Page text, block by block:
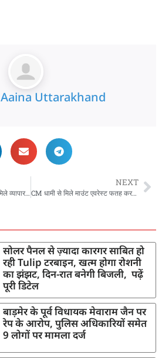
Aaina Uttarakhand
उत्तराखंड को राष्ट्रीय स्तर पर मिले व्यापार सुधार कार्ययोजना के तहत पांच प्रमुख सुधार श्रेणियों में टॉप अचीवर्स पुरस्कार
NEXT
CM धामी से मिले माउंट एवरेस्ट फतह करने वाले 16 साल के सचिन, सीएम ने दी शुभकामनायें
सोलर पैनल से ज़्यादा कारगर साबित हो
रही Tulip टरबाइन, खत्म होगा रोशनी
का झंझट, दिन-रात बनेगी बिजली, पढ़ें
पूरी डिटेल
बाड़मेर के पूर्व विधायक मेवाराम जैन पर
रेप के आरोप, पुलिस अधिकारियों समेत
9 लोगों पर मामला दर्ज